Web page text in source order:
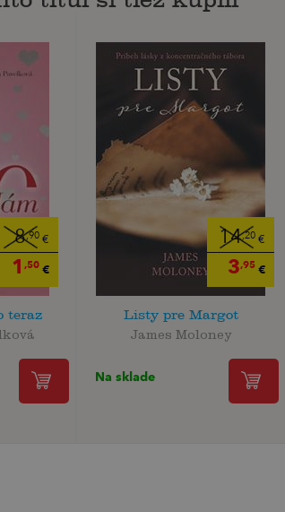
8,90€
1 ,50€
teraz
14,20€
3,95€
Listy pre Margot
James Moloney
Na sklade